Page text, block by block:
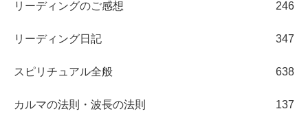
リーディングのご感想 246
リーディング日記 347
スピリチュアル全般 638
カルマの法則・波長の法則 137